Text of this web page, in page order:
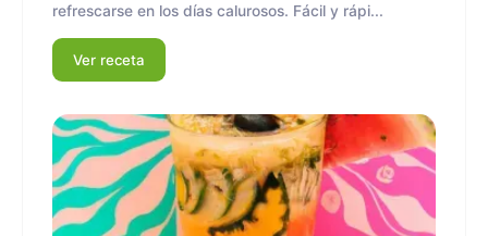
refrescarse en los días calurosos. Fácil y rápi...
Ver receta